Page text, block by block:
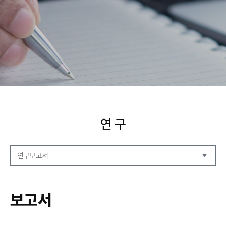
연 구
연구보고서
CEO Brief
영상자료
보고서